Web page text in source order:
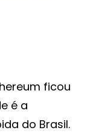
ficou
é a
do Brasil.